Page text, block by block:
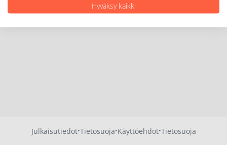
Julkaisutiedot·Tietosuoja·Käyttöehdot·Tietosuoja
Hyväksy kaikki